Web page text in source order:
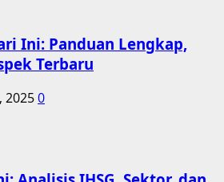
Ini: Panduan Lengkap,
Terbaru
20250